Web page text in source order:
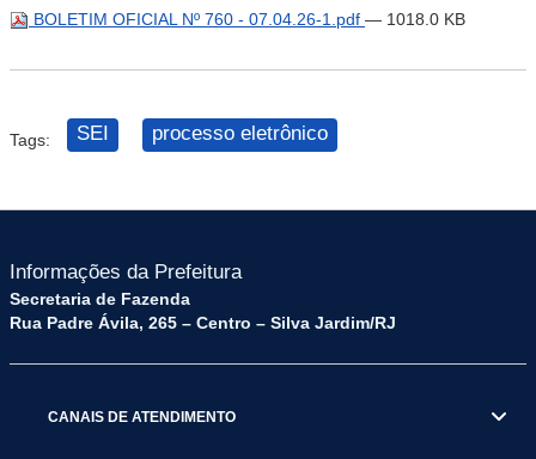
BOLETIM OFICIAL Nº 760 - 07.04.26-1.pdf — 1018.0 KB
Tags: SEI processo eletrônico
Informações da Prefeitura
Secretaria de Fazenda
Rua Padre Ávila, 265 – Centro – Silva Jardim/RJ
CANAIS DE ATENDIMENTO